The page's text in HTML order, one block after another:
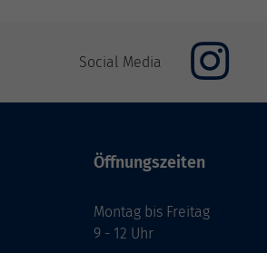
Social Media
Öffnungszeiten
Montag bis Freitag
9 - 12 Uhr